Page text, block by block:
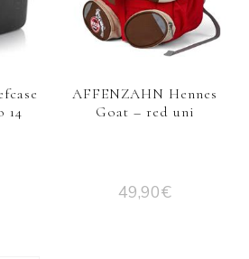
14
AFFENZAHN Hennes
Goat – red uni
49,90€